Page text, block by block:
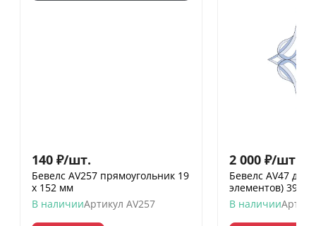
140 ₽/шт.
Бевелс AV257 прямоугольник 19
х 152 мм
В наличииАртикул AV257
2 000 ₽/шт.
Бевелс AV47
элементов) 395
В наличии